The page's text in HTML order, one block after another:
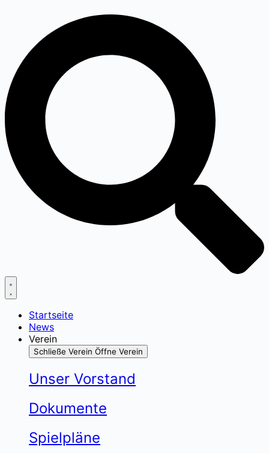
Startseite
News
Verein
Schließe Verein Öffne Verein
Unser Vorstand
Dokumente
Spielpläne